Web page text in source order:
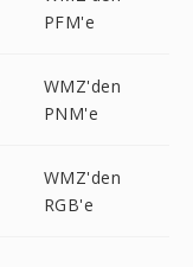
PFM'e
WMZ'den
PNM'e
WMZ'den
RGB'e